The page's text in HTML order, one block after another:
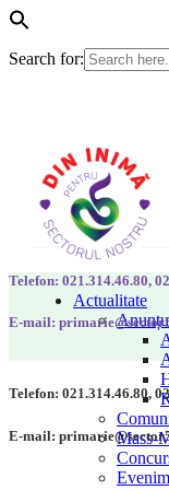
Search for:
Actualitate
Mass-
Telefon: 021.314.46.80,
E-mail:
Telefon: 021.314.46.80,
E-mail: